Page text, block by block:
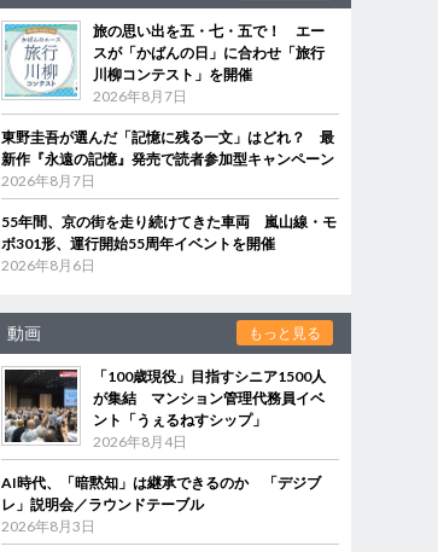
旅の思い出を五・七・五で！ エー
スが「かばんの日」に合わせ「旅行
川柳コンテスト」を開催
2026年8月7日
東野圭吾が選んだ「記憶に残る一文」はどれ？ 最
新作『永遠の記憶』発売で読者参加型キャンペーン
2026年8月7日
55年間、京の街を走り続けてきた車両 嵐山線・モ
ボ301形、運行開始55周年イベントを開催
2026年8月6日
動画 もっと見る
「100歳現役」目指すシニア1500人
が集結 マンション管理代務員イベ
ント「うぇるねすシップ」
2026年8月4日
AI時代、「暗黙知」は継承できるのか 「デジブ
レ」説明会／ラウンドテーブル
2026年8月3日